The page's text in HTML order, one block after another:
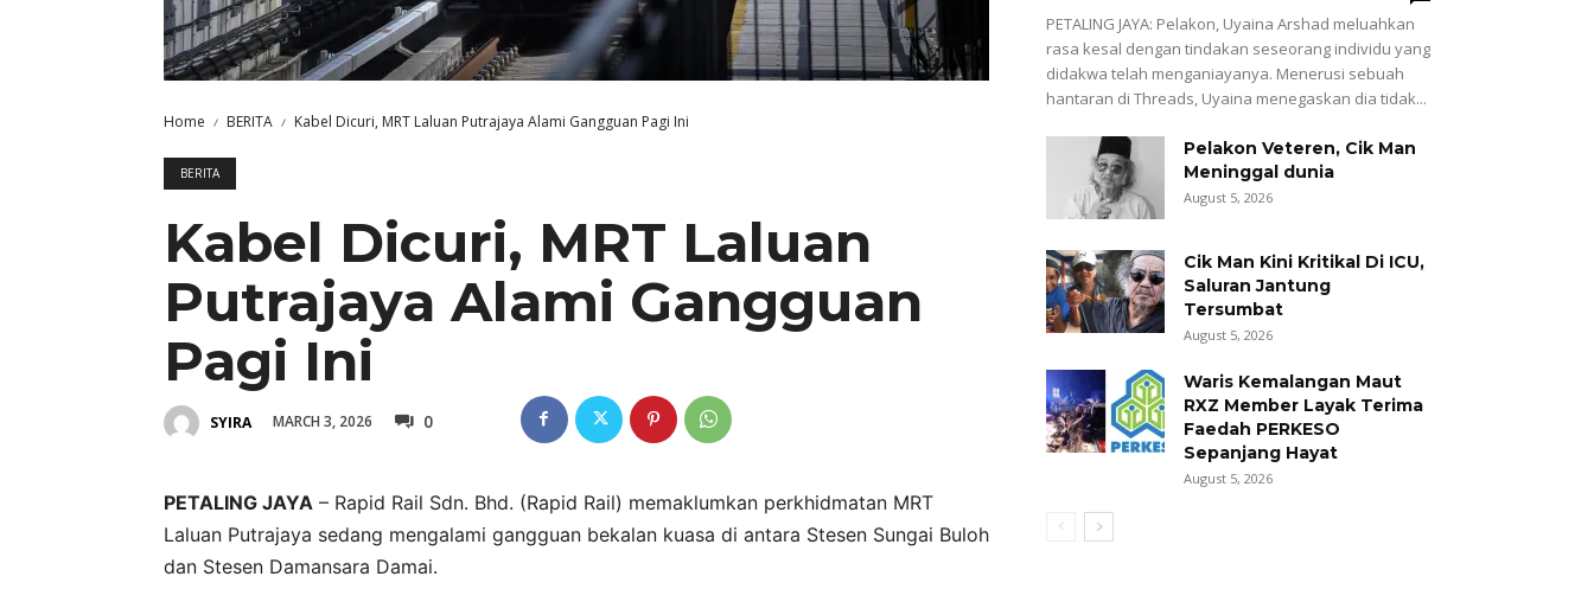
Home BERITA Kabel Dicuri, MRT Laluan Putrajaya Alami Gangguan Pagi Ini
BERITA
Kabel Dicuri, MRT Laluan
Putrajaya Alami Gangguan
Pagi Ini
SYIRA MARCH 3, 2026 0
PETALING JAYA – Rapid Rail Sdn. Bhd. (Rapid Rail) memaklumkan perkhidmatan MRT
Laluan Putrajaya sedang mengalami gangguan bekalan kuasa di antara Stesen Sungai Buloh
dan Stesen Damansara Damai.
PETALING JAYA: Pelakon, Uyaina Arshad meluahkan
rasa kesal dengan tindakan seseorang individu yang
didakwa telah menganiayanya. Menerusi sebuah
hantaran di Threads, Uyaina menegaskan dia tidak...
Pelakon Veteren, Cik Man
Meninggal dunia
August 5, 2026
Cik Man Kini Kritikal Di ICU,
Saluran Jantung
Tersumbat
August 5, 2026
Waris Kemalangan Maut
RXZ Member Layak Terima
Faedah PERKESO
Sepanjang Hayat
August 5, 2026